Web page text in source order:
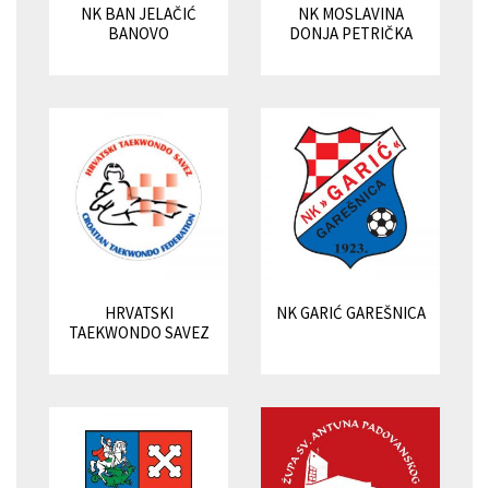
NK BAN JELAČIĆ
BANOVO
NK MOSLAVINA
DONJA PETRIČKA
HRVATSKI
TAEKWONDO SAVEZ
NK GARIĆ GAREŠNICA